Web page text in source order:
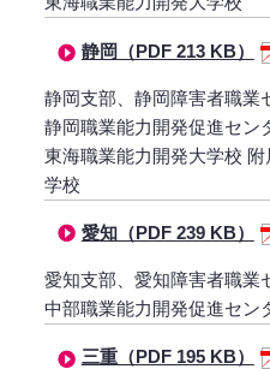
静岡（PDF 213 KB）
静岡支部、静岡障害者職業
静岡職業能力開発促進セン
東海職業能力開発大学校
学校
愛知（PDF 239 KB）
愛知支部、愛知障害者職業
中部職業能力開発促進セン
三重（PDF 195 KB）